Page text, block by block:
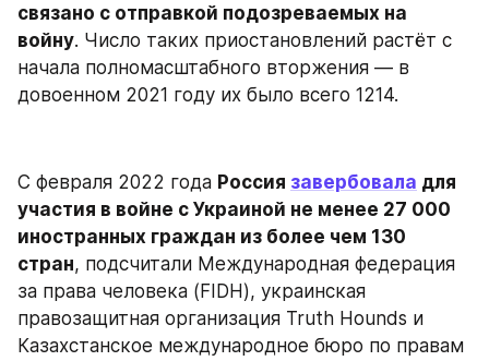
связано с отправкой подозреваемых на
войну. Число таких приостановлений растёт с
начала полномасштабного вторжения — в
довоенном 2021 году их было всего 1214.
С февраля 2022 года Россия завербовала для
участия в войне с Украиной не менее 27 000
иностранных граждан из более чем 130
стран, подсчитали Международная федерация
за права человека (FIDH), украинская
правозащитная организация Truth Hounds и
Казахстанское международное бюро по правам